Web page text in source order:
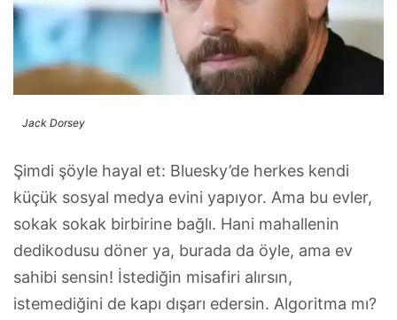
Jack Dorsey
Şimdi şöyle hayal et: Bluesky’de herkes kendi
küçük sosyal medya evini yapıyor. Ama bu evler,
sokak sokak birbirine bağlı. Hani mahallenin
dedikodusu döner ya, burada da öyle, ama ev
sahibi sensin! İstediğin misafiri alırsın,
istemediğini de kapı dışarı edersin. Algoritma mı?